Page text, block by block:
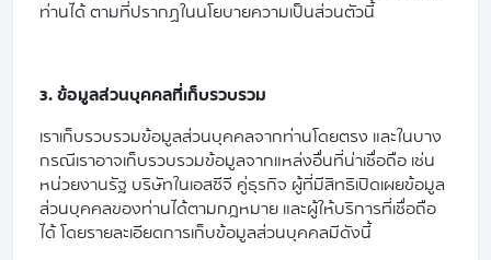
ท่านได้ ตามที่ปรากฏในนโยบายความเป็นส่วนตัวนี้
3. ข้อมูลส่วนบุคคลที่เก็บรวบรวม
เราเก็บรวบรวมข้อมูลส่วนบุคคลจากท่านโดยตรง และในบาง
กรณีเราอาจเก็บรวบรวมข้อมูลจากแหล่งอื่นที่น่าเชื่อถือ เช่น
หน่วยงานรัฐ บริษัทในเอสซีจี คู่ธุรกิจ ผู้ที่มีสิทธิเปิดเผยข้อมูล
ส่วนบุคคลของท่านได้ตามกฎหมาย และผู้ให้บริการที่เชื่อถือ
ได้ โดยรายละเอียดการเก็บข้อมูลส่วนบุคคลมีดังนี้